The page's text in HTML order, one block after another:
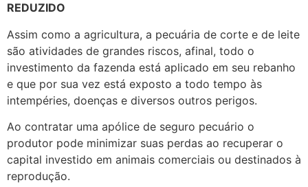
REDUZIDO
Assim como a agricultura, a pecuária de corte e de leite
são atividades de grandes riscos, afinal, todo o
investimento da fazenda está aplicado em seu rebanho
e que por sua vez está exposto a todo tempo às
intempéries, doenças e diversos outros perigos.
Ao contratar uma apólice de seguro pecuário o
produtor pode minimizar suas perdas ao recuperar o
capital investido em animais comerciais ou destinados à
reprodução.